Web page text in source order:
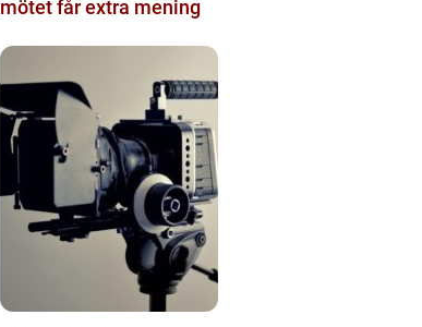
mötet får extra mening